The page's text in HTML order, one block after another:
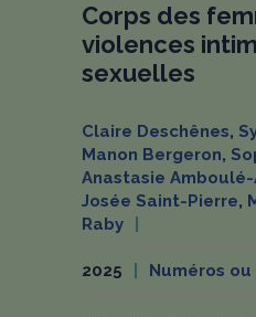
Corps des
violences
sexuelles
Claire Deschênes,
Manon Bergeron,
Anastasie
Josée Saint-Pierre,
Raby
2025 Numéros